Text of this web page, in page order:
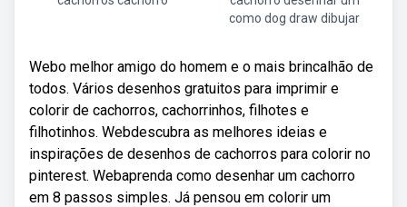
como dog draw dibujar
Webo melhor amigo do homem e o mais brincalhão de
todos. Vários desenhos gratuitos para imprimir e
colorir de cachorros, cachorrinhos, filhotes e
filhotinhos. Webdescubra as melhores ideias e
inspirações de desenhos de cachorros para colorir no
pinterest. Webaprenda como desenhar um cachorro
em 8 passos simples. Já pensou em colorir um